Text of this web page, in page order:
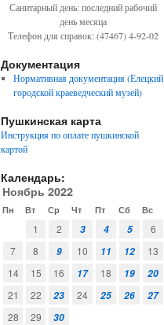
Санитарный день: последний рабочий
день месяца
Телефон для справок: (47467) 4-92-02
Документация
Нормативная документация (Елецкий
городской краеведческий музей)
Пушкинская карта
Инструкция по оплате пушкинской
картой
Календарь:
Ноябрь 2022
Пн Вт Ср Чт Пт Сб Вс
1 2 3 4 5
6
7
8 9 10 11 12
13
14
15 16 17 18 19
20
21
22 23 24 25 26
27
28
29 30